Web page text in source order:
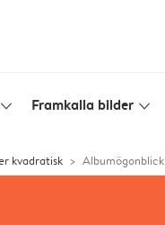
slim_arrow_down Framkalla bilder slim_arrow_down
kvadratisk Albumögonblick